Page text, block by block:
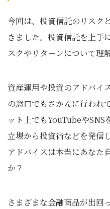
今回は、投資信託のリスク
きました。投資信託を上手
スクやリターンについて理
資産運用や投資のアドバイ
の窓口でもさかんに行われ
ット上でもYouTubeやSNS
立場から投資術などを発信
アドバイスは本当にあなた
か？
さまざまな金融商品が出回